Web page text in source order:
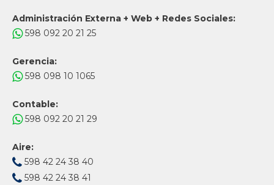
Administración Externa + Web + Redes Sociales:
598 092 20 21 25
Gerencia:
598 098 10 1065
Contable:
598 092 20 21 29
Aire:
598 42 24 38 40
598 42 24 38 41